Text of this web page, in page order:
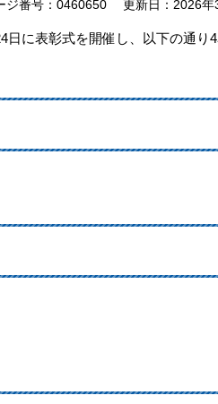
ジ番号：0460650 更新日：2026年
に表彰式を開催し、以下の通り